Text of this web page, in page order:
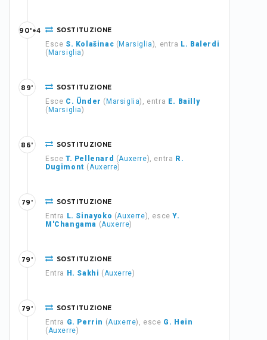
SOSTITUZIONE
Esce S. Kolašinac ( Marsiglia), entra L. Balerdi
( Marsiglia)
90'+4
SOSTITUZIONE
Esce C. Ünder ( Marsiglia), entra E. Bailly
( Marsiglia)
89'
SOSTITUZIONE
Esce T. Pellenard (Auxerre), entra R.
Dugimont (Auxerre)
86'
SOSTITUZIONE
Entra L. Sinayoko (Auxerre), esceY.
M'Changama (Auxerre)
79'
SOSTITUZIONE
Entra H. Sakhi (Auxerre)
79'
SOSTITUZIONE
Entra G. Perrin (Auxerre), esce G. Hein
(Auxerre)
79'